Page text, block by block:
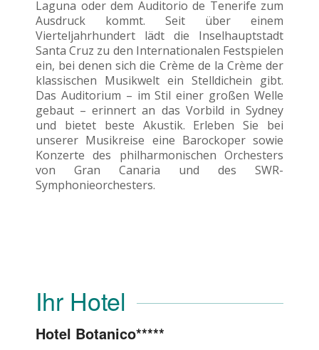
Laguna oder dem Auditorio de Tenerife zum
Ausdruck kommt. Seit über einem
Vierteljahrhundert lädt die Inselhauptstadt
Santa Cruz zu den Internationalen Festspielen
ein, bei denen sich die Crème de la Crème der
klassischen Musikwelt ein Stelldichein gibt.
Das Auditorium – im Stil einer großen Welle
gebaut – erinnert an das Vorbild in Sydney
und bietet beste Akustik. Erleben Sie bei
unserer Musikreise eine Barockoper sowie
Konzerte des philharmonischen Orchesters
von Gran Canaria und des SWR-
Symphonieorchesters.
Ihr Hotel
Hotel Botanico*****